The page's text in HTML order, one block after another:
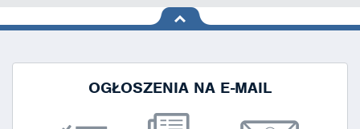
na górę
OGŁOSZENIA NA E-MAIL